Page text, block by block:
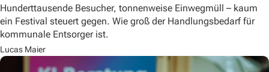
Hunderttausende Besucher, tonnenweise Einwegmüll – kaum
ein Festival steuert gegen. Wie groß der Handlungsbedarf für
kommunale Entsorger ist.
Lucas Maier